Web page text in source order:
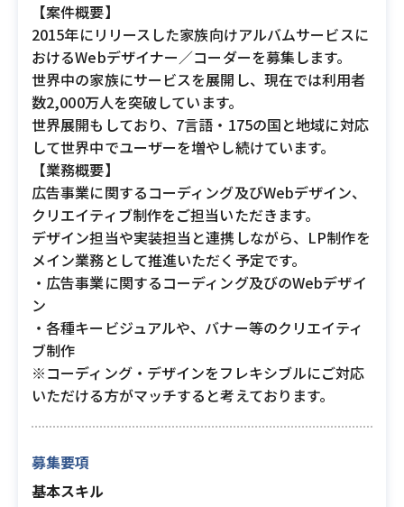
【案件概要】
2015年にリリースした家族向けアルバムサービスに
おけるWebデザイナー／コーダーを募集します。
世界中の家族にサービスを展開し、現在では利用者
数2,000万人を突破しています。
世界展開もしており、7言語・175の国と地域に対応
して世界中でユーザーを増やし続けています。
【業務概要】
広告事業に関するコーディング及びWebデザイン、
クリエイティブ制作をご担当いただきます。
デザイン担当や実装担当と連携しながら、LP制作を
メイン業務として推進いただく予定です。
・広告事業に関するコーディング及びのWebデザイ
ン
・各種キービジュアルや、バナー等のクリエイティ
ブ制作
※コーディング・デザインをフレキシブルにご対応
いただける方がマッチすると考えております。
募集要項
基本スキル